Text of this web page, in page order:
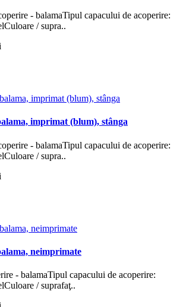
- balamaTipul capacului de acoperire:
/ supra..
imprimat (blum), stânga
- balamaTipul capacului de acoperire:
/ supra..
neimprimate
- balamaTipul capacului de acoperire:
/ suprafaţ..